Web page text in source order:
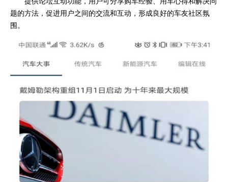
题的方法，促进用户之间的交流和互动，形成良好的车友社区氛
围。